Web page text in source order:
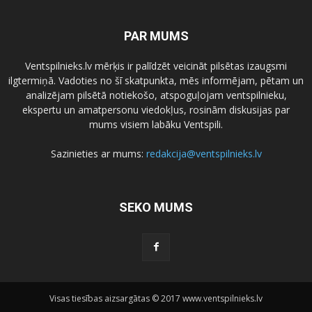
PAR MUMS
Ventspilnieks.lv mērķis ir palīdzēt veicināt pilsētas izaugsmi
ilgtermiņā. Vadoties no šī skatpunkta, mēs informējam, pētam un
analizējam pilsētā notiekošo, atspoguļojam ventspilnieku,
ekspertu un amatpersonu viedokļus, rosinām diskusijas par
mums visiem labāku Ventspili.
Sazinieties ar mums: redakcija@ventspilnieks.lv
SEKO MUMS
Visas tiesības aizsargātas © 2017 www.ventspilnieks.lv